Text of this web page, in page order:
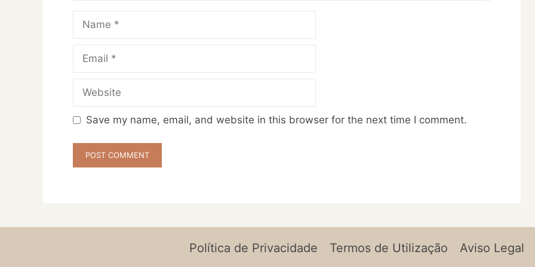
Name
Email
Website
Save my name, email, and website in this browser for the next time I comment.
Política de Privacidade Termos de Utilização Aviso Legal